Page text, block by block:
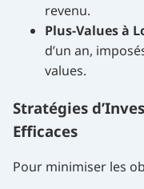
revenu.
Plus-Values à
d’un an,
values.
Stratégies
Efficaces
Pour minimiser les